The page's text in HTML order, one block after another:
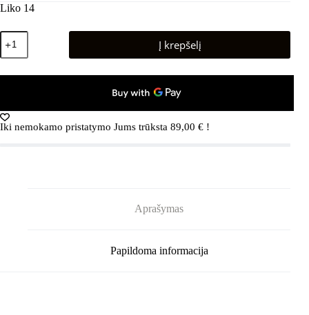
Liko 14
produkto
kiekis:
Ortopedinis
dėlionė"
14
Į krepšelį
Iki nemokamo pristatymo Jums trūksta 89,00 € !
Aprašymas
Papildoma informacija